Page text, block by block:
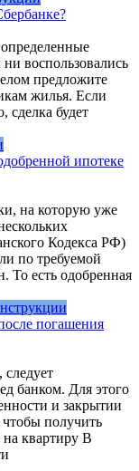
воспользовались
предложите
жилья. Если
сделка будет
ипотеке
на которую уже
Кодекса РФ)
по требуемой
То есть одобренная
погашения
банком. Для этого
и закрытии
чтобы получить
квартиру В